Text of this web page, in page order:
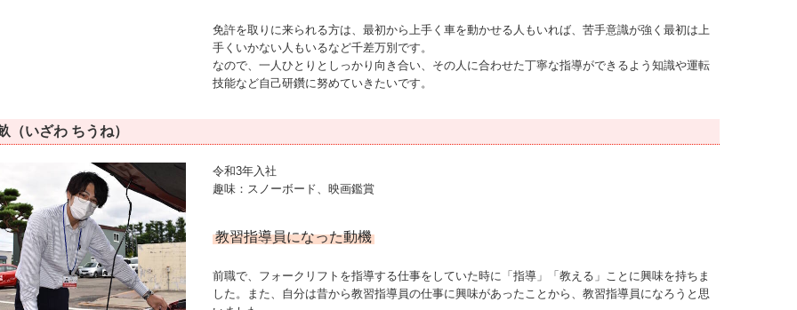
免許を取りに来られる方は、最初から上手く車を動かせる人もいれば、苦手意識が強く最初は上
手くいかない人もいるなど千差万別です。
なので、一人ひとりとしっかり向き合い、その人に合わせた丁寧な指導ができるよう知識や運転
技能など自己研鑽に努めていきたいです。
（いざわ ちうね）
令和3年入社
趣味：スノーボード、映画鑑賞
教習指導員になった動機
前職で、フォークリフトを指導する仕事をしていた時に「指導」「教える」ことに興味を持ちま
した。また、自分は昔から教習指導員の仕事に興味があったことから、教習指導員になろうと思